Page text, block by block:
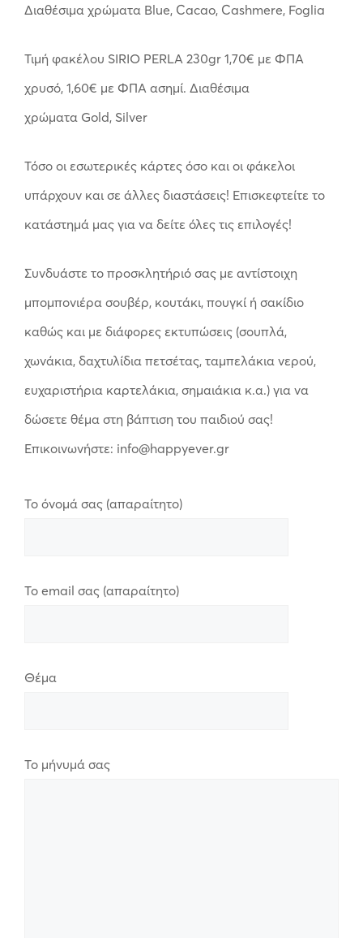
Διαθέσιμα χρώματα Blue, Cacao, Cashmere, Foglia
Τιμή φακέλου SIRIO PERLA 230gr 1,70€ με ΦΠΑ
χρυσό, 1,60€ με ΦΠΑ ασημί. Διαθέσιμα
χρώματα Gold, Silver
Τόσο οι εσωτερικές κάρτες όσο και οι φάκελοι
υπάρχουν και σε άλλες διαστάσεις! Επισκεφτείτε το
κατάστημά μας για να δείτε όλες τις επιλογές!
Συνδυάστε το προσκλητήριό σας με αντίστοιχη
μπομπονιέρα σουβέρ, κουτάκι, πουγκί ή σακίδιο
καθώς και με διάφορες εκτυπώσεις (σουπλά,
χωνάκια, δαχτυλίδια πετσέτας, ταμπελάκια νερού,
ευχαριστήρια καρτελάκια, σημαιάκια κ.α.) για να
δώσετε θέμα στη βάπτιση του παιδιού σας!
Επικοινωνήστε: info@happyever.gr
Το όνομά σας (απαραίτητο)
Το email σας (απαραίτητο)
Θέμα
Το μήνυμά σας